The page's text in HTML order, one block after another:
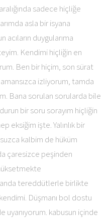
sadece hiçliğe
asla bir isyana
acıların duygularıma
Kendimi hiçliğin en
Ben bir hiçim, son sürat
amansızca izliyorum, tamda
Bana sorulan sorularda bile
durun bir soru sorayım hiçliğin
eksiğim işte. Yalınlık bir
kalbim de hüküm
çaresizce peşinden
anda tereddütlerle birlikte
Düşmanı bol dostu
uyanıyorum. kabusun içinde